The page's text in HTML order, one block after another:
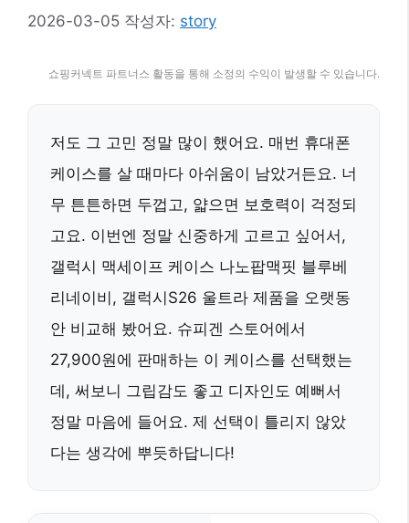
2026-03-05 작성자: story
쇼핑커넥트 파트너스 활동을 통해 소정의 수익이 발생할 수 있습니다.
저도 그 고민 정말 많이 했어요. 매번 휴대폰
케이스를 살 때마다 아쉬움이 남았거든요. 너
무 튼튼하면 두껍고, 얇으면 보호력이 걱정되
고요. 이번엔 정말 신중하게 고르고 싶어서,
갤럭시 맥세이프 케이스 나노팝맥핏 블루베
리네이비, 갤럭시S26 울트라 제품을 오랫동
안 비교해 봤어요. 슈피겐 스토어에서
27,900원에 판매하는 이 케이스를 선택했는
데, 써보니 그립감도 좋고 디자인도 예뻐서
정말 마음에 들어요. 제 선택이 틀리지 않았
다는 생각에 뿌듯하답니다!